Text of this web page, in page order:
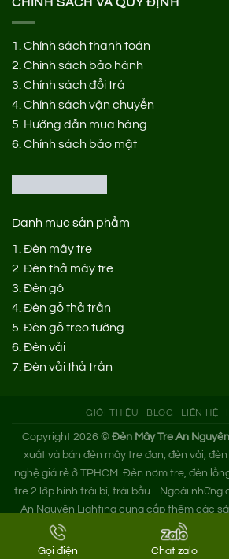
Gọi điện Chat zalo
CHÍNH SÁCH VÀ QUY ĐỊNH
1. Chính sách thanh toán
2. Chính sách bảo hành
3. Chính sách đổi trả
4. Chính sách vận chuyển
5. Hướng dẫn mua hàng
6. Chính sách bảo mật
Danh mục sản phẩm
1. Đèn mây tre
2. Đèn thả mây tre
3. Đèn gỗ
4. Đèn gỗ thả trần
5. Đèn gỗ treo tường
6. Đèn vải
7. Đèn vải thả trần
GIỚI THIỆU BLOG LIÊN HỆ
Copyright 2026 © Đèn Mây Tre An
xuất và bán đèn mây tre đan, đèn vải,
nghệ giá rẻ ở TPHCM. Đèn nơm tre, đèn
tre 2 lớp hình trái bí, trái bầu... Ngoài những
An Nguyên Lighting cung cấp thêm các
tre. Nếu bạn cần tìm xưởng đèn mây tre
đan giá sỉ hãy liên hệ ngay An